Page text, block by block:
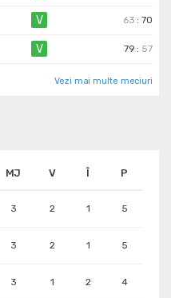
V 63 :70
V 79 : 57
Vezi mai multe meciuri
MJ V Î P
3 2 1 5
3 2 1 5
3 1 2 4